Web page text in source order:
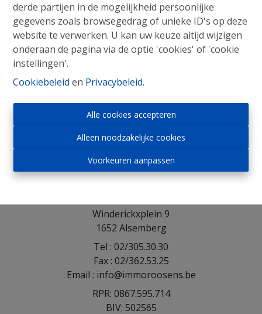
derde partijen in de mogelijkheid persoonlijke
gegevens zoals browsegedrag of unieke ID's op deze
website te verwerken. U kan uw keuze altijd wijzigen
onderaan de pagina via de optie 'cookies' of 'cookie
instellingen'.
Cookiebeleid en Privacybeleid.
Alle cookies accepteren
Alleen noodzakelijke cookies
Voorkeuren aanpassen
Winderickxplein 9
1652 Alsemberg
Tel : 02/305.30.30
Fax : 02/362.53.25
Email : info@immoroosens.be
RPR: 0867.595.714
BIV: 502565